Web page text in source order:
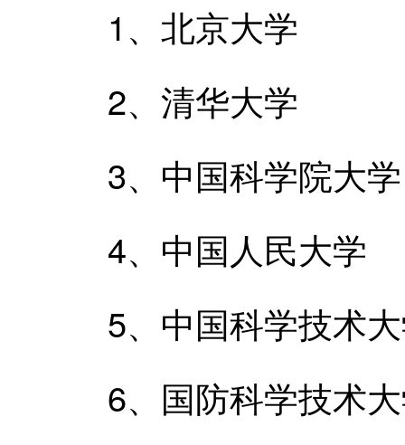
1、北京大学
2、清华大学
3、中国科学院大学
4、中国人民大学
5、中国科学技术
6、国防科学技术